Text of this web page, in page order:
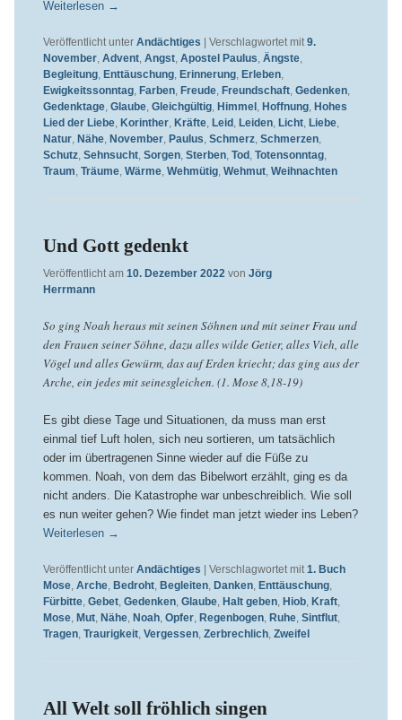
Weiterlesen →
Veröffentlicht unter Andächtiges Verschlagwortet mit 9.
November, Advent, Angst, Apostel Paulus, Ängste,
Begleitung, Enttäuschung, Erinnerung, Erleben,
Ewigkeitssonntag, Farben, Freude, Freundschaft, Gedenken,
Gedenktage, Glaube, Gleichgültig, Himmel , Hoffnung, Hohes
Lied der Liebe, Korinther, Kräfte, Leid , Leiden, Licht, Liebe,
Natur, Nähe, November, Paulus, Schmerz, Schmerzen,
Schutz, Sehnsucht, Sorgen, Sterben, Tod , Totensonntag,
Traum, Träume, Wärme, Wehmütig, Wehmut, Weihnachten
Und Gott gedenkt
Veröffentlicht am 10. Dezember 2022 von Jörg
Herrmann
So ging Noah heraus mit seinen Söhnen und mit seiner Frau und
den Frauen seiner Söhne, dazu alles wilde Getier, alles Vieh, alle
Vögel und alles Gewürm, das auf Erden kriecht; das ging aus der
Arche, ein jedes mit seinesgleichen. (1. Mose 8,18-19)
Es gibt diese Tage und Situationen, da muss man erst
einmal tief Luft holen, sich neu sortieren, um tatsächlich
oder im übertragenen Sinne wieder auf die Füße zu
kommen. Noah, von dem das Bibelwort erzählt, ging es da
nicht anders. Die Katastrophe war unbeschreiblich. Wie soll
es nun weiter gehen? Wie findet man jetzt wieder ins Leben?
Weiterlesen →
Veröffentlicht unter Andächtiges Verschlagwortet mit 1. Buch
Mose, Arche, Bedroht, Begleiten, Danken, Enttäuschung,
Fürbitte, Gebet, Gedenken, Glaube, Halt geben, Hiob, Kraft,
Mose, Mut, Nähe, Noah, Opfer, Regenbogen, Ruhe, Sintflut,
Tragen, Traurigkeit, Vergessen, Zerbrechlich, Zweifel
All Welt soll fröhlich singen